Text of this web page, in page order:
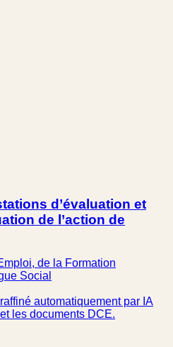
d’évaluation et
de l’action de
de la Formation
Social
automatiquement par IA
les documents DCE.